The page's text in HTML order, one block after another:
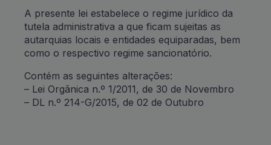
A presente lei estabelece o regime jurídico da
tutela administrativa a que ficam sujeitas as
autarquias locais e entidades equiparadas, bem
como o respectivo regime sancionatório.
Contém as seguintes alterações:
– Lei Orgânica n.º 1/2011, de 30 de Novembro
– DL n.º 214-G/2015, de 02 de Outubro